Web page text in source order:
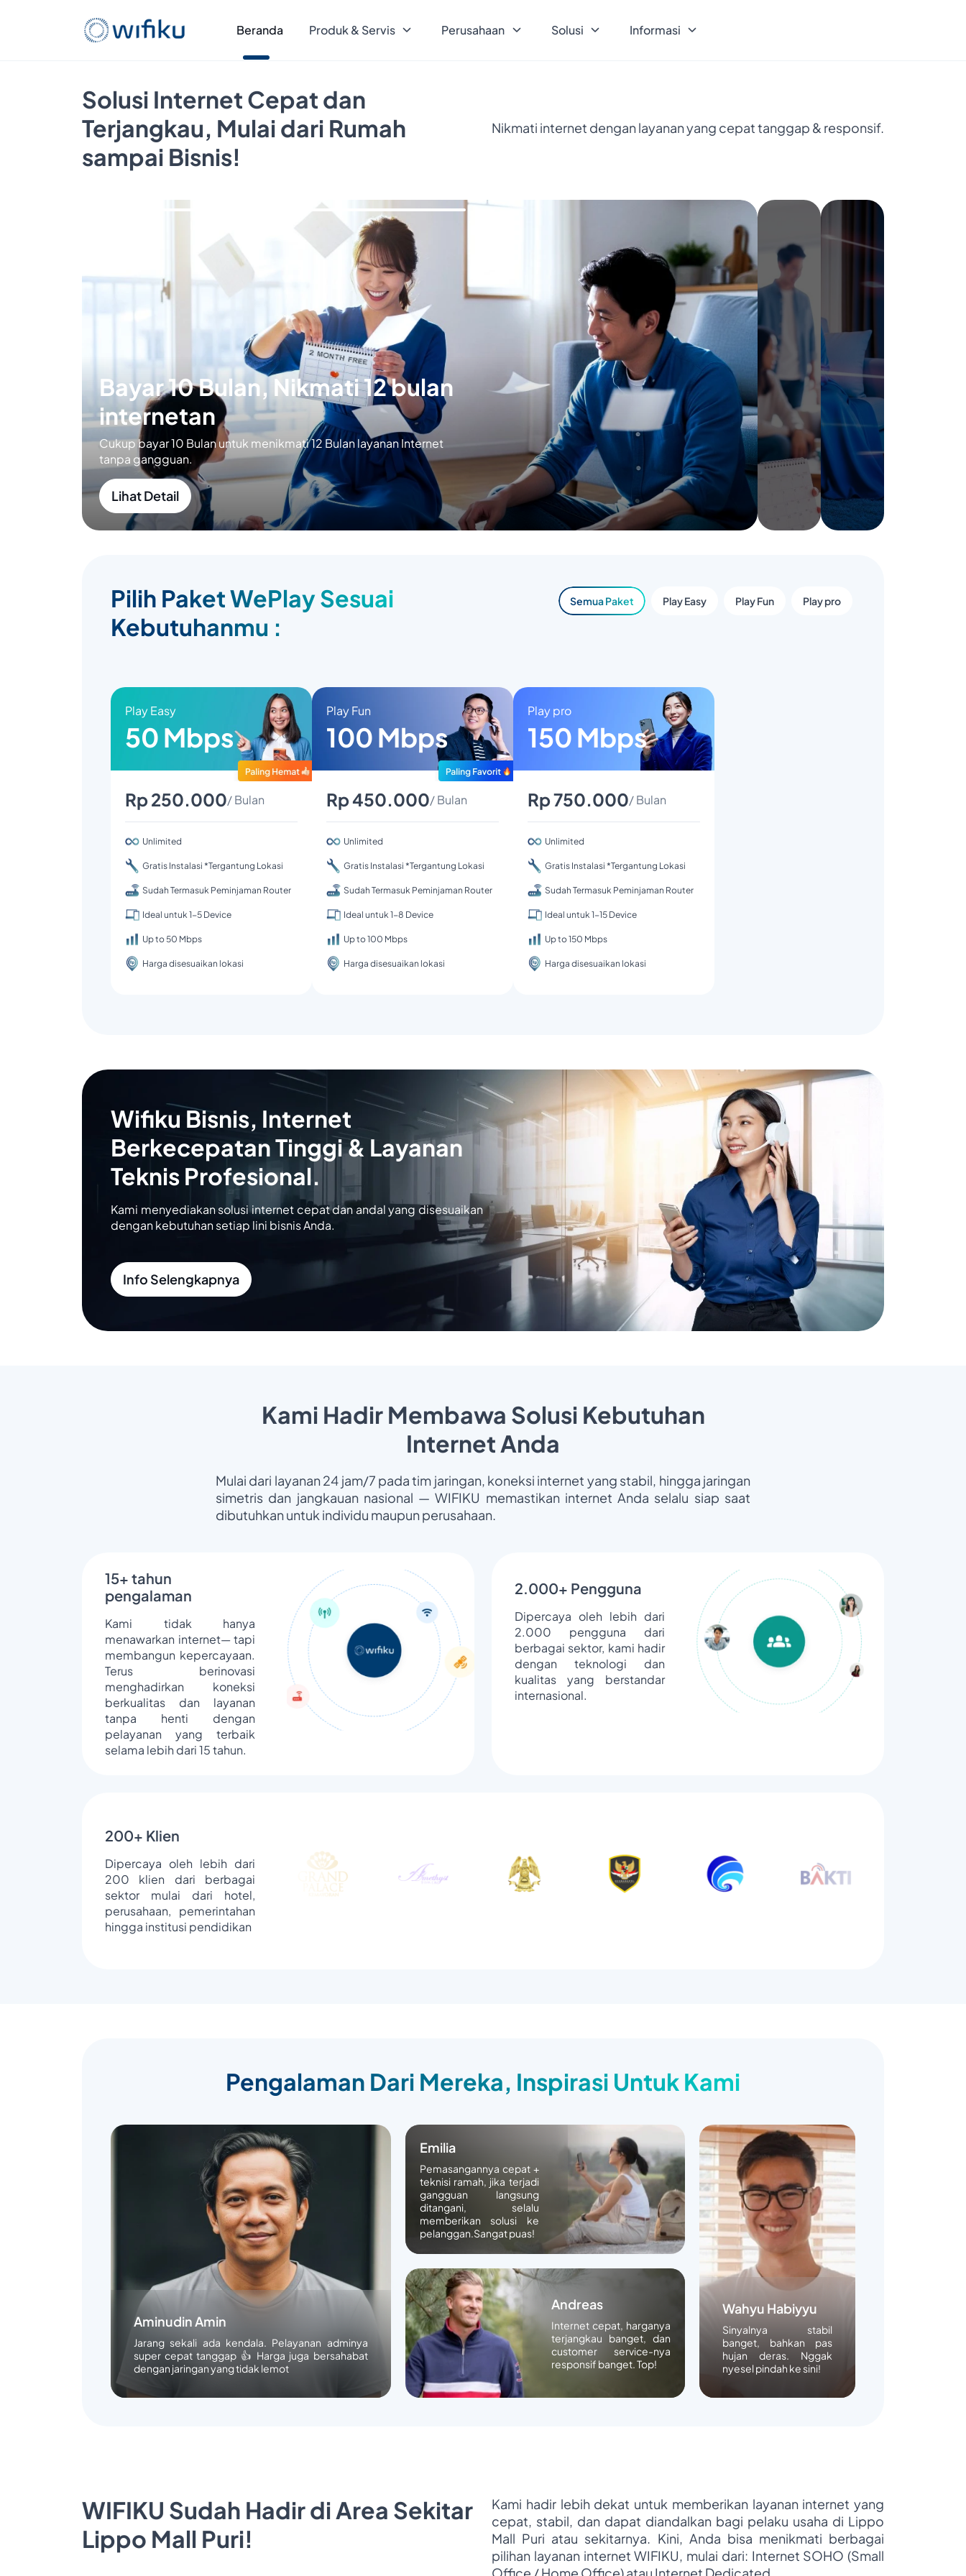
Beranda Produk & Servis Perusahaan Solusi Informasi
Solusi Internet Cepat dan
Terjangkau, Mulai dari Rumah
sampai Bisnis!
Nikmati internet dengan layanan yang cepat tanggap & responsif.
Bayar 10 Bulan, Nikmati 12 bulan
internetan
Cukup bayar 10 Bulan untuk menikmati 12 Bulan layanan Internet
tanpa gangguan.
Lihat Detail
Pilih Paket WePlay Sesuai
Kebutuhanmu :
Semua Paket Play Easy Play Fun Play pro
Play Easy
50 Mbps
Rp 250.000/ Bulan
Unlimited
Gratis Instalasi *Tergantung Lokasi
Sudah Termasuk Peminjaman Router
Ideal untuk 1-5 Device
Up to 50 Mbps
Harga disesuaikan lokasi
Play Fun
100 Mbps
Rp 450.000/ Bulan
Unlimited
Gratis Instalasi *Tergantung Lokasi
Sudah Termasuk Peminjaman Router
Ideal untuk 1-8 Device
Up to 100 Mbps
Harga disesuaikan lokasi
Play pro
150 Mbps
Rp 750.000/ Bulan
Unlimited
Gratis Instalasi *Tergantung Lokasi
Sudah Termasuk Peminjaman Router
Ideal untuk 1-15 Device
Up to 150 Mbps
Harga disesuaikan lokasi
Wifiku Bisnis, Internet
Berkecepatan Tinggi & Layanan
Teknis Profesional.
Kami menyediakan solusi internet cepat dan andal yang disesuaikan
dengan kebutuhan setiap lini bisnis Anda.
Info Selengkapnya
Kami Hadir Membawa Solusi Kebutuhan
Internet Anda
Mulai dari layanan 24 jam/7 pada tim jaringan, koneksi internet yang stabil, hingga jaringan
simetris dan jangkauan nasional — WIFIKU memastikan internet Anda selalu siap saat
dibutuhkan untuk individu maupun perusahaan.
15+ tahun
pengalaman
Kami tidak hanya
menawarkan internet— tapi
membangun kepercayaan.
Terus berinovasi
menghadirkan koneksi
berkualitas dan layanan
tanpa henti dengan
pelayanan yang terbaik
selama lebih dari 15 tahun.
2.000+ Pengguna
Dipercaya oleh lebih dari
2.000 pengguna dari
berbagai sektor, kami hadir
dengan teknologi dan
kualitas yang berstandar
internasional.
200+ Klien
Dipercaya oleh lebih dari
200 klien dari berbagai
sektor mulai dari hotel,
perusahaan, pemerintahan
hingga institusi pendidikan
Pengalaman Dari Mereka, Inspirasi Untuk Kami
Aminudin Amin
Jarang sekali ada kendala. Pelayanan adminya
super cepat tanggap 👍 Harga juga bersahabat
dengan jaringan yang tidak lemot
Emilia
Pemasangannya cepat +
teknisi ramah, jika terjadi
gangguan langsung
ditangani, selalu
memberikan solusi ke
pelanggan.Sangat puas!
Wahyu Habiyyu
Sinyalnya stabil
banget, bahkan pas
hujan deras. Nggak
nyesel pindah ke sini!
Andreas
Internet cepat, harganya
terjangkau banget, dan
customer service-nya
responsif banget. Top!
WIFIKU Sudah Hadir di Area Sekitar
Lippo Mall Puri!
Kami hadir lebih dekat untuk memberikan layanan internet yang
cepat, stabil, dan dapat diandalkan bagi pelaku usaha di Lippo
Mall Puri atau sekitarnya. Kini, Anda bisa menikmati berbagai
pilihan layanan internet WIFIKU, mulai dari: Internet SOHO (Small